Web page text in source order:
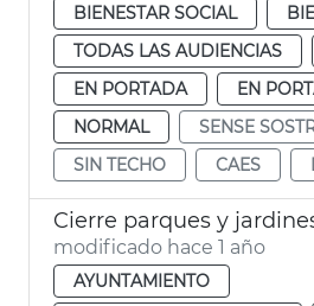
BIENESTAR SOCIAL
TODAS LAS AUDIENCIAS
EN PORTADA
EN
NORMAL
SENSE
SIN TECHO
CAES
modificado hace 1 año
AYUNTAMIENTO